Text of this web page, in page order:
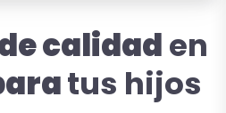
calidaden
tus hijos